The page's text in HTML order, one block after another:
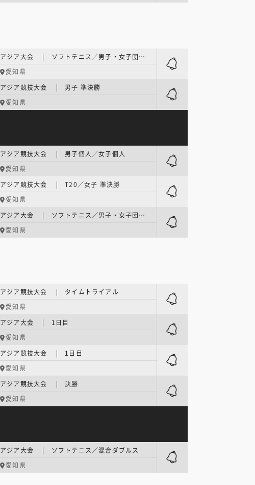
アジア大会 | ソフトテニス／男子・女子団体 予選～準々決勝
愛知県
アジア競技大会 | 男子 準決勝
愛知県
アジア競技大会 | 男子個人／女子個人
愛知県
アジア競技大会 | T20／女子 準決勝
愛知県
アジア大会 | ソフトテニス／男子・女子団体 準決勝～決勝
愛知県
アジア競技大会 | タイムトライアル
愛知県
アジア大会 | 1日目
愛知県
アジア競技大会 | 1日目
愛知県
アジア競技大会 | 決勝
愛知県
アジア大会 | ソフトテニス／混合ダブルス
愛知県